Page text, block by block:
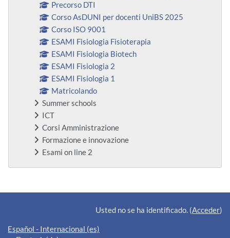
Precorso DTI
Corso AsDUNI per docenti UniBS 2025
Corso ISO 9001
ESAMI Fisiologia Fisioterapia
ESAMI Fisiologia Biotech
ESAMI Fisiologia 2
ESAMI Fisiologia 1
Matricolando
Summer schools
ICT
Corsi Amministrazione
Formazione e innovazione
Esami on line 2
Bloques suplementarios
Usted no se ha identificado. (Acceder)
Español - Internacional ‎(es)‎